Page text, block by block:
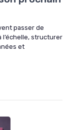
passer de
l’échelle, structurer
et